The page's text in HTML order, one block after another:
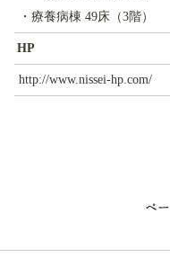
・療養病棟 49床（3階）
HP
http://www.nissei-hp.com/